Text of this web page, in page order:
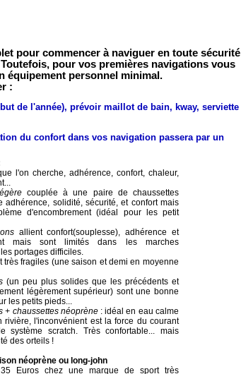
pour commencer à naviguer en toute sécurité
pour vos premières navigations vous
équipement personnel minimal.
:
de l'année), prévoir maillot de bain, kway, serviette
du confort dans vos navigation passera par un
l'on cherche, adhérence, confort, chaleur,
couplée à une paire de chaussettes
adhérence, solidité, sécurité, et confort mais
d'encombrement (idéal pour les petit
allient confort(souplesse), adhérence et
mais sont limités dans les marches
portages difficiles.
très fragiles (une saison et demi en moyenne
(un peu plus solides que les précédents et
légèrement supérieur) sont une bonne
les petits pieds...
+ chaussettes néoprène: idéal en eau calme
rivière, l'inconvénient est la force du courant
système scratch. Très confortable... mais
des orteils !
néoprène ou long-john
Euros chez une marque de sport très